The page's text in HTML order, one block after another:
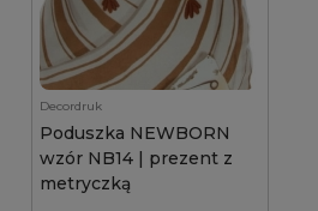
Decordruk
Poduszka NEWBORN
wzór NB14 | prezent z
metryczką